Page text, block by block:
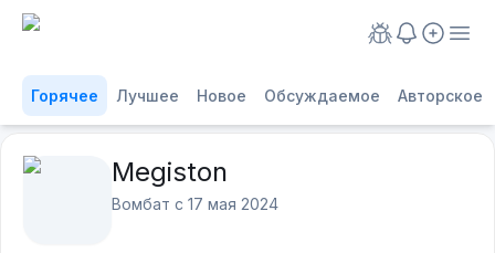
Горячее Лучшее Новое Обсуждаемое Авторское
Megiston
Вомбат с 17 мая 2024